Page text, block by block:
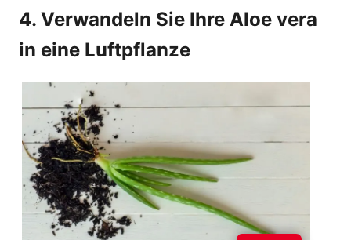
4. Verwandeln Sie Ihre Aloe vera
in eine Luftpflanze